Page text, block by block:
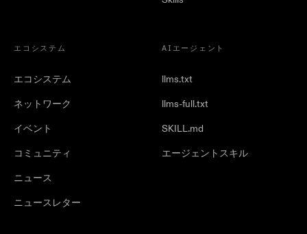
エコシステム
エコシステム
ネットワーク
イベント
コミュニティ
ニュース
ニュースレター
AIエージェント
llms.txt
llms-full.txt
SKILL.md
エージェントスキル